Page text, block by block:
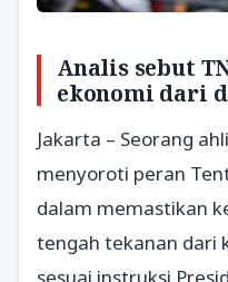
Analis sebut
ekonomi dari
Jakarta – Seorang
menyoroti peran
dalam memastikan
tengah tekanan dari